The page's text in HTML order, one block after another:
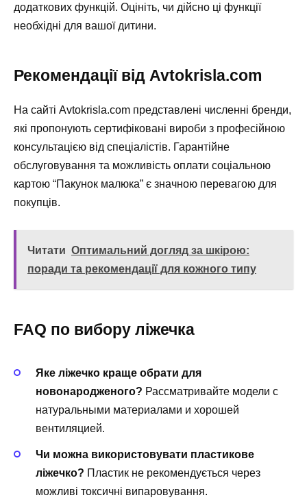
додаткових функцій. Оцініть, чи дійсно ці функції
необхідні для вашої дитини.
Рекомендації від Avtokrisla.com
На сайті Avtokrisla.com представлені численні бренди,
які пропонують сертифіковані вироби з професійною
консультацією від спеціалістів. Гарантійне
обслуговування та можливість оплати соціальною
картою “Пакунок малюка” є значною перевагою для
покупців.
Читати Оптимальний догляд за шкірою:
поради та рекомендації для кожного типу
FAQ по вибору ліжечка
Яке ліжечко краще обрати для
новонародженого? Рассматривайте модели с
натуральными материалами и хорошей
вентиляцией.
Чи можна використовувати пластикове
ліжечко? Пластик не рекомендується через
можливі токсичні випаровування.